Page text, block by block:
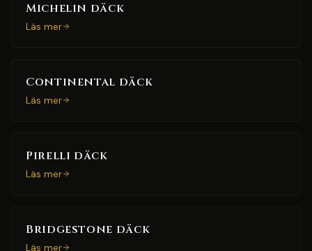
Michelin däck
Läs mer
Continental däck
Läs mer
Pirelli däck
Läs mer
Bridgestone däck
Läs mer